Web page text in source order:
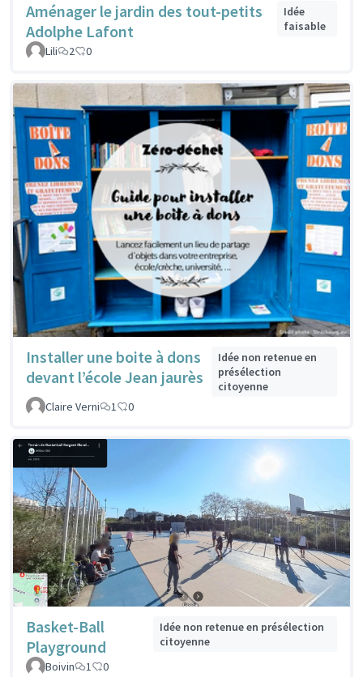
Aménager le jardin des tout-petits
Adolphe Lafont
Idée
faisable
Lili
2 0
Installer une boite à dons
devant l’école Jean jaurès
Idée non retenue en
présélection
citoyenne
Claire Verni
1 0
Basket-Ball
Playground
Idée non retenue en présélection
citoyenne
Boivin
1 0